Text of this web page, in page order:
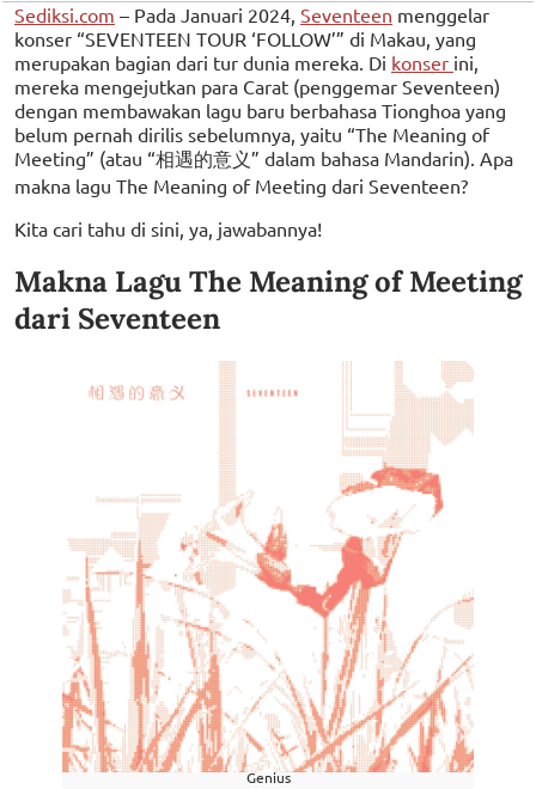
Sediksi.com – Pada Januari 2024, Seventeen menggelar
konser “SEVENTEEN TOUR ‘FOLLOW’” di Makau, yang
merupakan bagian dari tur dunia mereka. Di konser ini,
mereka mengejutkan para Carat (penggemar Seventeen)
dengan membawakan lagu baru berbahasa Tionghoa yang
belum pernah dirilis sebelumnya, yaitu “The Meaning of
Meeting” (atau “相遇的意义” dalam bahasa Mandarin). Apa
makna lagu The Meaning of Meeting dari Seventeen?
Kita cari tahu di sini, ya, jawabannya!
Makna Lagu The Meaning of Meeting
dari Seventeen
Genius